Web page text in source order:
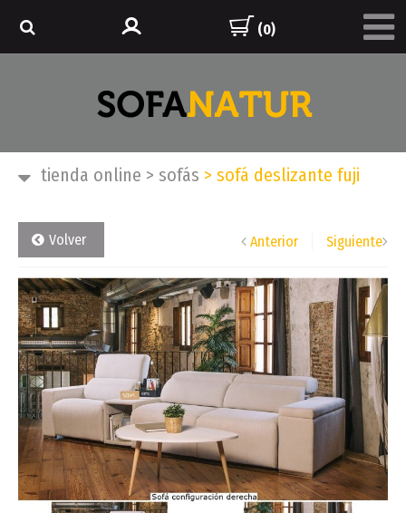
(0)
tienda online > sofás > sofá deslizante fuji
Volver Anterior Siguiente